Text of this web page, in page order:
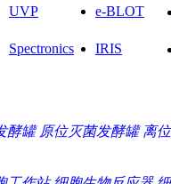
UVP e-BLOT
Spectronics IRIS
酵罐 原位灭菌发酵罐 离